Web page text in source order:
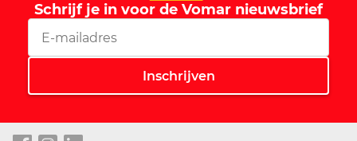
Schrijf je in voor de Vomar nieuwsbrief